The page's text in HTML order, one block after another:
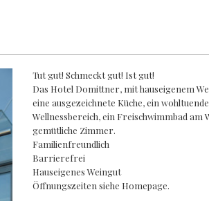
Tut gut! Schmeckt gut! Ist gut!
Das Hotel Domittner, mit hauseigenem
eine ausgezeichnete Küche, ein
Wellnessbereich, ein Freischwimmbad am
gemütliche Zimmer.
Familienfreundlich
Barrierefrei
Hauseigenes Weingut
Öffnungszeiten siehe Homepage.